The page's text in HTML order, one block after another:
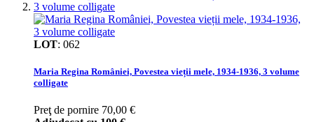
LOT: 062
Maria Regina României, Povestea vieții mele, 1934-1936, 3 volume
colligate
Preţ de pornire 70,00 €